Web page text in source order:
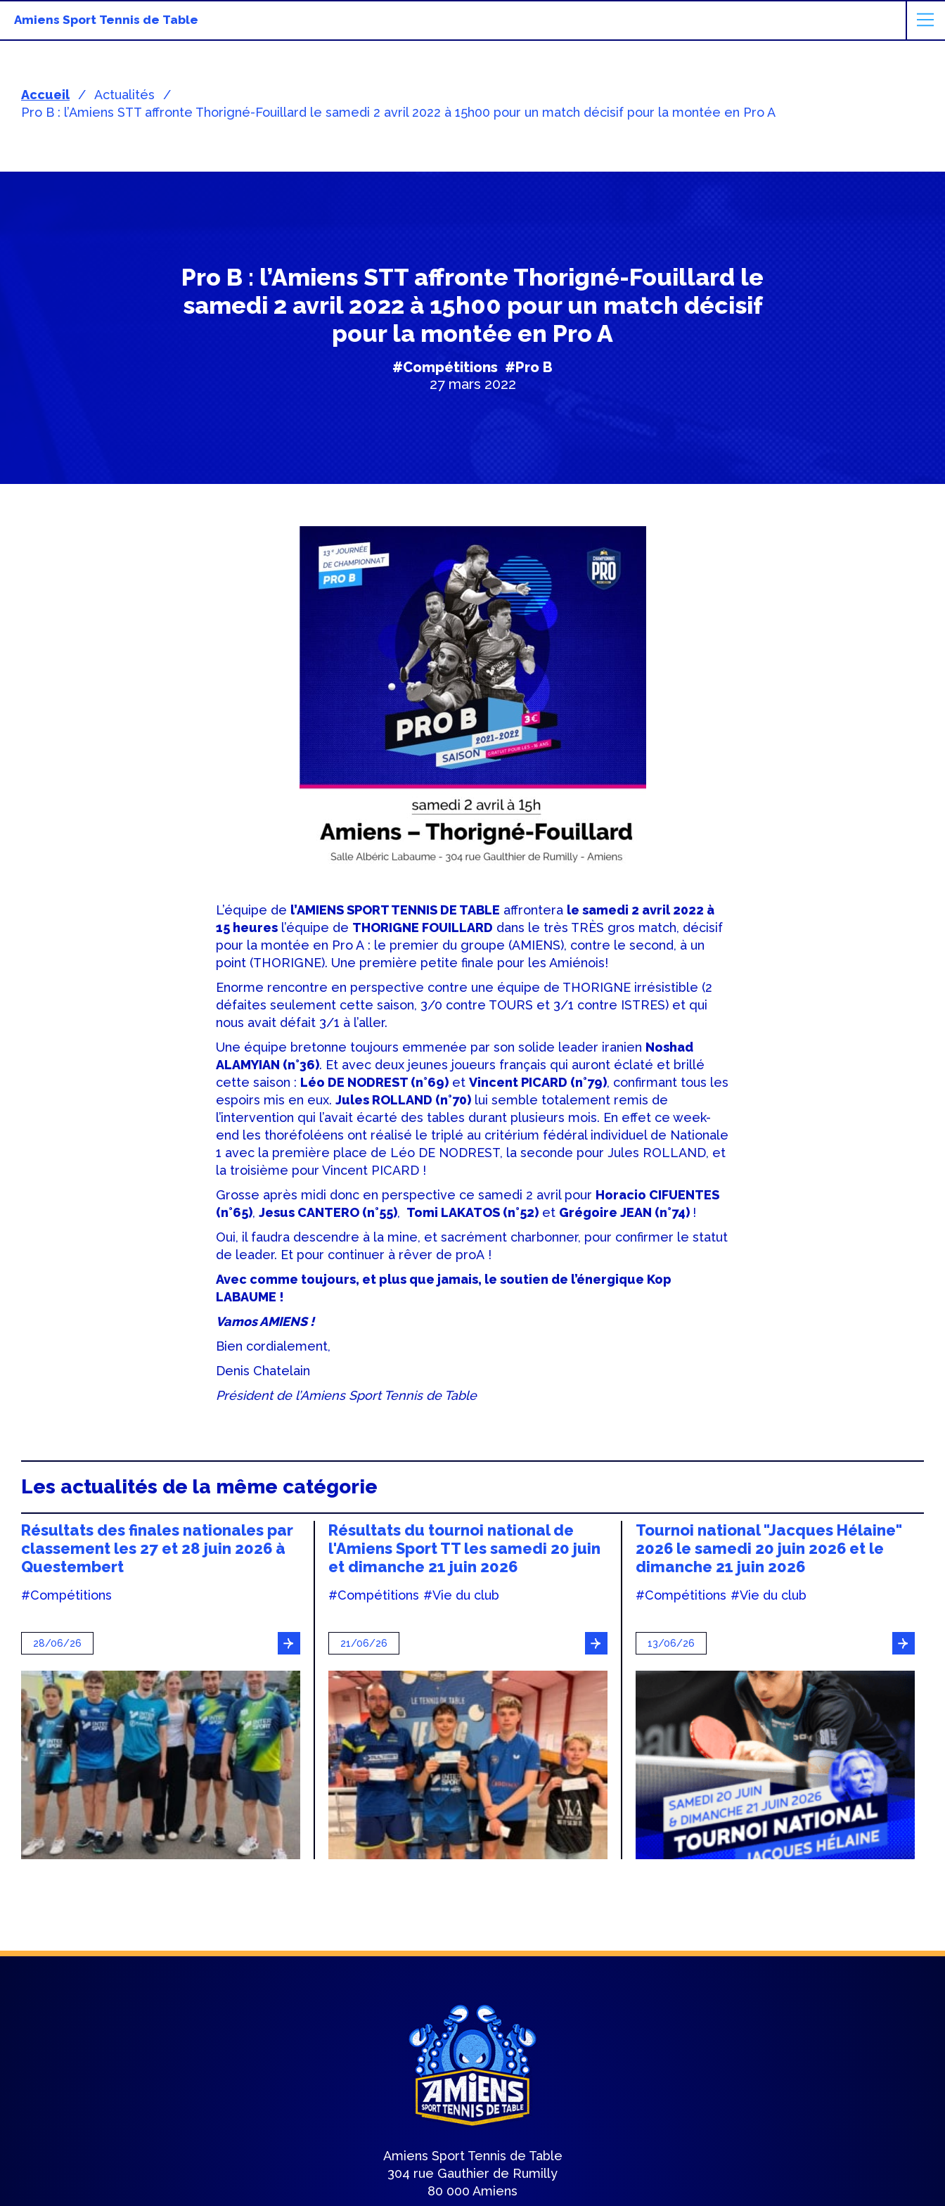
Amiens Sport Tennis de Table
Accueil
Actualités
Pro B : l’Amiens STT affronte Thorigné-Fouillard le samedi 2 avril 2022 à 15h00 pour un match décisif pour la montée en Pro A
Pro B : l’Amiens STT affronte Thorigné-Fouillard le
samedi 2 avril 2022 à 15h00 pour un match décisif
pour la montée en Pro A
#Compétitions #Pro B
27 mars 2022
L’équipe de l’AMIENS SPORT TENNIS DE TABLE affrontera le samedi 2 avril 2022 à
15 heures l’équipe de THORIGNE FOUILLARD dans le très TRÈS gros match, décisif
pour la montée en Pro A : le premier du groupe (AMIENS), contre le second, à un
point (THORIGNE). Une première petite finale pour les Amiénois!
Enorme rencontre en perspective contre une équipe de THORIGNE irrésistible (2
défaites seulement cette saison, 3/0 contre TOURS et 3/1 contre ISTRES) et qui
nous avait défait 3/1 à l’aller.
Une équipe bretonne toujours emmenée par son solide leader iranien Noshad
ALAMYIAN (n°36). Et avec deux jeunes joueurs français qui auront éclaté et brillé
cette saison : Léo DE NODREST (n°69) et Vincent PICARD (n°79), confirmant tous les
espoirs mis en eux. Jules ROLLAND (n°70) lui semble totalement remis de
l’intervention qui l’avait écarté des tables durant plusieurs mois. En effet ce week-
end les thoréfoléens ont réalisé le triplé au critérium fédéral individuel de Nationale
1 avec la première place de Léo DE NODREST, la seconde pour Jules ROLLAND, et
la troisième pour Vincent PICARD !
Grosse après midi donc en perspective ce samedi 2 avril pour Horacio CIFUENTES
(n°65), Jesus CANTERO (n°55), Tomi LAKATOS (n°52) et Grégoire JEAN (n°74) !
Oui, il faudra descendre à la mine, et sacrément charbonner, pour confirmer le statut
de leader. Et pour continuer à rêver de proA !
Avec comme toujours, et plus que jamais, le soutien de l’énergique Kop
LABAUME !
Vamos AMIENS !
Bien cordialement,
Denis Chatelain
Président de l’Amiens Sport Tennis de Table
Les actualités de la même catégorie
Résultats des finales nationales par
classement les 27 et 28 juin 2026 à
Questembert
#Compétitions
28/06/26
Résultats du tournoi national de
l'Amiens Sport TT les samedi 20 juin
et dimanche 21 juin 2026
#Compétitions #Vie du club
21/06/26
Tournoi national "Jacques Hélaine"
2026 le samedi 20 juin 2026 et le
dimanche 21 juin 2026
#Compétitions #Vie du club
13/06/26
Amiens Sport Tennis de Table
304 rue Gauthier de Rumilly
80 000 Amiens